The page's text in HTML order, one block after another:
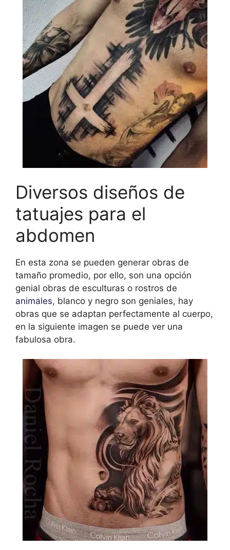
Diversos diseños de
tatuajes para el
abdomen
En esta zona se pueden generar obras de
tamaño promedio, por ello, son una opción
genial obras de esculturas o rostros de
animales, blanco y negro son geniales, hay
obras que se adaptan perfectamente al cuerpo,
en la siguiente imagen se puede ver una
fabulosa obra.